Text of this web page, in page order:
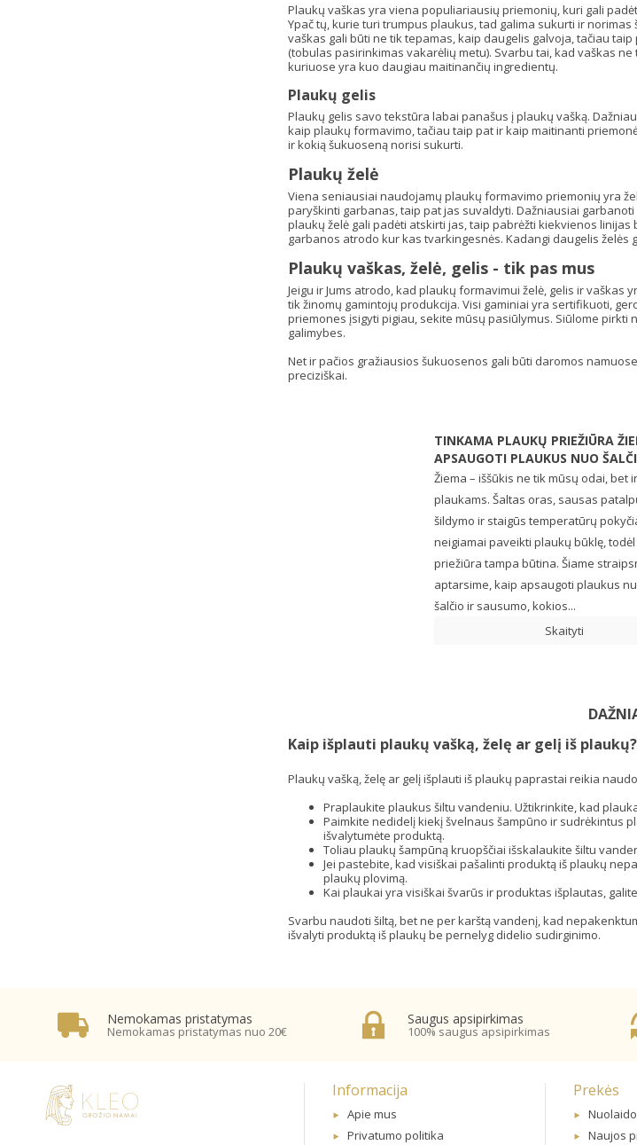
Plaukų vaškas yra viena populiariausių priemonių, kuri gali
Ypač tų, kurie turi trumpus plaukus, tad galima sukurti ir
vaškas gali būti ne tik tepamas, kaip daugelis galvoja, tačiau
(tobulas pasirinkimas vakarėlių metu). Svarbu tai, kad vaškas
kuriuose yra kuo daugiau maitinančių ingredientų.
Plaukų gelis
Plaukų gelis savo tekstūra labai panašus į plaukų vašką.
kaip plaukų formavimo, tačiau taip pat ir kaip maitinanti
ir kokią šukuoseną norisi sukurti.
Plaukų želė
Viena seniausiai naudojamų plaukų formavimo priemonių yra
paryškinti garbanas, taip pat jas suvaldyti. Dažniausiai
plaukų želė gali padėti atskirti jas, taip pabrėžti kiekvienos
garbanos atrodo kur kas tvarkingesnės. Kadangi daugelis
Plaukų vaškas, želė, gelis - tik pas mus
Jeigu ir Jums atrodo, kad plaukų formavimui želė, gelis ir
tik žinomų gamintojų produkcija. Visi gaminiai yra sertifikuoti,
priemones įsigyti pigiau, sekite mūsų pasiūlymus. Siūlome
galimybes.
Net ir pačios gražiausios šukuosenos gali būti daromos
preciziškai.
TINKAMA PLAUKŲ PRIEŽIŪRA
APSAUGOTI PLAUKUS NUO
Žiema – iššūkis ne tik mūsų odai, bet ir
plaukams. Šaltas oras, sausas
šildymo ir staigūs temperatūrų
neigiamai paveikti plaukų būklę,
priežiūra tampa būtina. Šiame
aptarsime, kaip apsaugoti plaukus
šalčio ir sausumo, kokios...
Skaityti
Kaip išplauti plaukų vašką, želę ar gelį iš plaukų?
Plaukų vašką, želę ar gelį išplauti iš plaukų paprastai reikia
Praplaukite plaukus šiltu vandeniu. Užtikrinkite, kad
Paimkite nedidelį kiekį švelnaus šampūno ir sudrėkintus
išvalytumėte produktą.
Toliau plaukų šampūną kruopščiai išskalaukite šiltu
Jei pastebite, kad visiškai pašalinti produktą iš plaukų
plaukų plovimą.
Kai plaukai yra visiškai švarūs ir produktas išplautas,
Svarbu naudoti šiltą, bet ne per karštą vandenį, kad
išvalyti produktą iš plaukų be pernelyg didelio sudirginimo.
Nemokamas pristatymas
Nemokamas pristatymas nuo 20€
Saugus apsipirkimas
100% saugus apsipirkimas
Informacija
Apie mus
Privatumo politika
Prekės
Naujos